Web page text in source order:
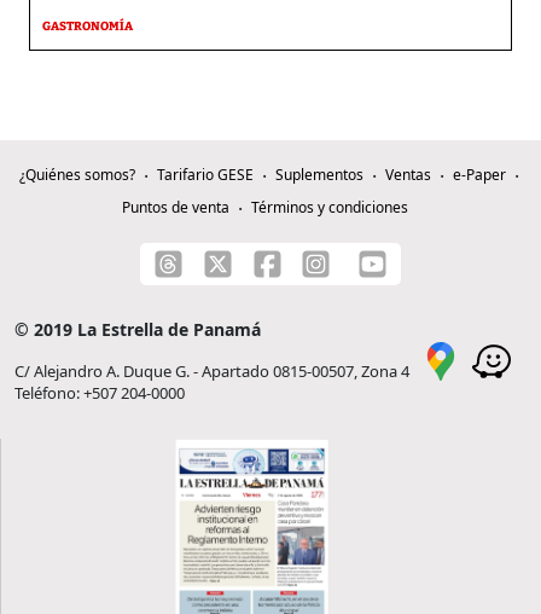
GASTRONOMÍA
¿Quiénes somos? Tarifario GESE Suplementos Ventas
e-Paper
Puntos de venta
Términos y condiciones
© 2019 La Estrella de Panamá
C/ Alejandro A. Duque G. - Apartado 0815-00507, Zona 4
Teléfono: +507 204-0000